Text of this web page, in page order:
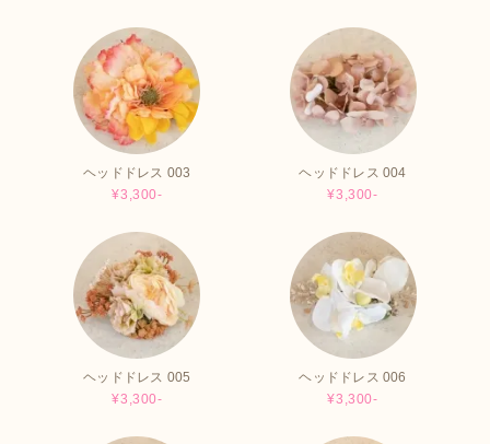
ヘッドドレス 003
¥3,300-
ヘッドドレス 004
¥3,300-
ヘッドドレス 005
¥3,300-
ヘッドドレス 006
¥3,300-